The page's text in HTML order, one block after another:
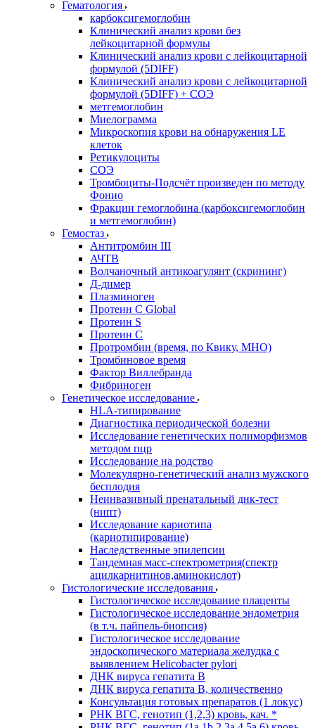
Гематология
карбоксигемоглобин
Клинический анализ крови без
лейкоцитарной формулы
Клинический анализ крови с лейкоцитарной
формулой (5DIFF)
Клинический анализ крови с лейкоцитарной
формулой (5DIFF) + СОЭ
метгемоглобин
Миелограмма
Микроскопия крови на обнаружения LE
клеток
Ретикулоциты
СОЭ
Тромбоциты-Подсчёт произведен по методу
Фонио
Фракции гемоглобина (карбоксигемоглобин
и метгемоглобин)
Гемостаз
Антитромбин III
АЧТВ
Волчаночный антикоагулянт (скрининг)
Д-димер
Плазминоген
Протеин C Global
Протеин S
Протеин С
Протромбин (время, по Квику, МНО)
Тромбиновое время
Фактор Виллебранда
Фибриноген
Генетическое исследование
HLA-типирование
Диагностика периодической болезни
Исследование генетических полиморфизмов
методом пцр
Исследование на родство
Молекулярно-генетический анализ мужского
бесплодия
Неинвазивный пренатальный днк-тест
(нипт)
Исследование кариотипа
(кариотипирование)
Наследственные эпилепсии
Тандемная масс-спектрометрия(спектр
ацилкарнитинов,аминокислот)
Гистологические исследования
Гистологическое исследование плаценты
Гистологическое исследование эндометрия
(в т.ч. пайпель-биопсия)
Гистологическое исследование
эндоскопического материала желудка с
выявлением Helicobacter pylori
ДНК вируса гепатита B
ДНК вируса гепатита B, количественно
Консультация готовых препаратов (1 локус)
РНК ВГC, генотип (1,2,3) кровь, кач. *